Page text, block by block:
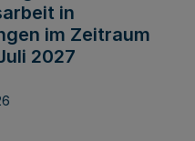
in
im Zeitraum
2027